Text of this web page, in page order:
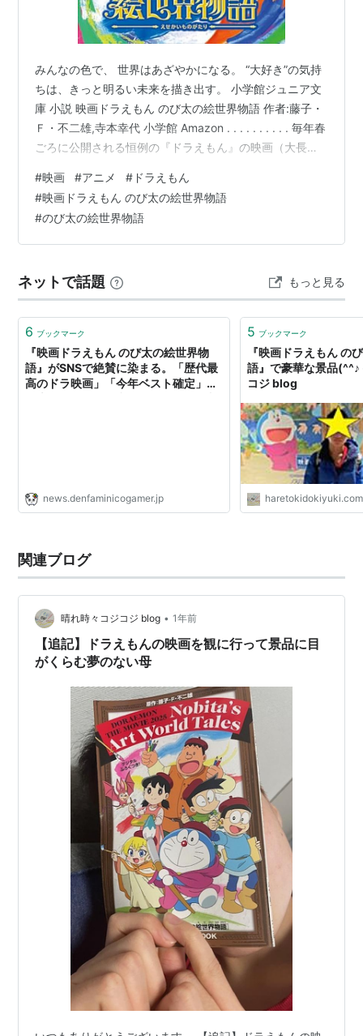
みんなの色で、 世界はあざやかになる。 “大好き”の気持
ちは、きっと明るい未来を描き出す。 小学館ジュニア文
庫 小説 映画ドラえもん のび太の絵世界物語 作者:藤子・
Ｆ・不二雄,寺本幸代 小学館 Amazon . . . . . . . . . . 毎年春
ごろに公開される恒例の『ドラえもん』の映画（大長編
うこともあって平日でも親子連れの観客が多く、子ども
の素直な反応が劇場にヒソヒソと響く中での映画鑑賞に
なりましたね。こうしたところに微笑ましいものを覚え
るので、ドラえもん映画は同じ映画体験をしている子ど
#映画 #アニメ # ドラえもん
#映画ドラえもん のび太の絵世界物語
#のび太の絵世界物語
ネットで話題 もっと見る
6 ブックマーク
『映画ドラえもん のび太の絵世界物
語』がSNSで絶賛に染まる。「歴代最
高のドラ映画」「今年ベスト確定」
news.denfaminicogamer.jp
5 ブックマーク
『映画ドラえもん の
語』で豪華な景品
コジ blog
haretokidokiyuki.com
関連ブログ
晴れ時々コジコジ blog • 1年前
【追記】ドラえもんの映画を観に行って景品に目
がくらむ夢のない母